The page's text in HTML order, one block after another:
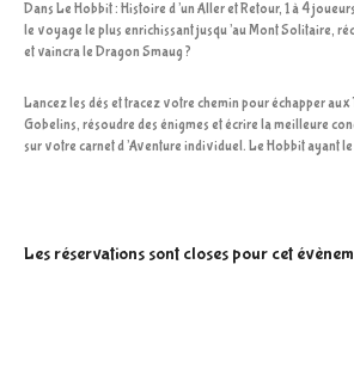
Dans Le Hobbit : Histoire d’un Aller et Retour, 1 à 4
le voyage le plus enrichissant jusqu’au Mont Solitaire,
et vaincra le Dragon Smaug ?
Lancez les dés et tracez votre chemin pour échapper
Gobelins, résoudre des énigmes et écrire la meilleure
sur votre carnet d’Aventure individuel. Le Hobbit ayant
Les réservations sont closes pour cet